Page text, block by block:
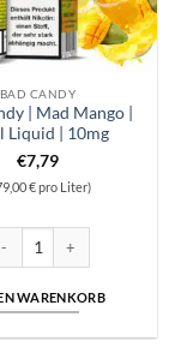
Menge
BAD CANDY
| Mad Mango |
Liquid | 10mg
€7,79
€ pro Liter)
Candy | Mad Mango |
WARENKORB